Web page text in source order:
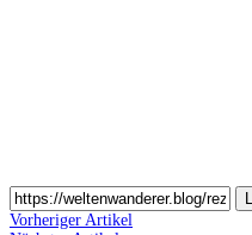
Vorheriger Artikel